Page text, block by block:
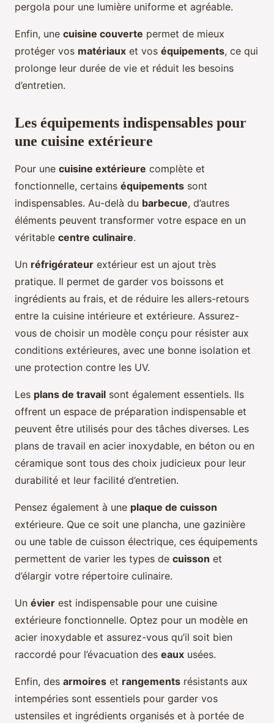
pergola pour une lumière uniforme et agréable.
Enfin, une cuisine couverte permet de mieux
protéger vos matériaux et vos équipements, ce qui
prolonge leur durée de vie et réduit les besoins
d’entretien.
Les équipements indispensables pour
une cuisine extérieure
Pour une cuisine extérieure complète et
fonctionnelle, certains équipements sont
indispensables. Au-delà du barbecue, d’autres
éléments peuvent transformer votre espace en un
véritable centre culinaire.
Un réfrigérateur extérieur est un ajout très
pratique. Il permet de garder vos boissons et
ingrédients au frais, et de réduire les allers-retours
entre la cuisine intérieure et extérieure. Assurez-
vous de choisir un modèle conçu pour résister aux
conditions extérieures, avec une bonne isolation et
une protection contre les UV.
Les plans de travail sont également essentiels. Ils
offrent un espace de préparation indispensable et
peuvent être utilisés pour des tâches diverses. Les
plans de travail en acier inoxydable, en béton ou en
céramique sont tous des choix judicieux pour leur
durabilité et leur facilité d’entretien.
Pensez également à une plaque de cuisson
extérieure. Que ce soit une plancha, une gazinière
ou une table de cuisson électrique, ces équipements
permettent de varier les types de cuisson et
d’élargir votre répertoire culinaire.
Un évier est indispensable pour une cuisine
extérieure fonctionnelle. Optez pour un modèle en
acier inoxydable et assurez-vous qu’il soit bien
raccordé pour l’évacuation des eaux usées.
Enfin, des armoires et rangements résistants aux
intempéries sont essentiels pour garder vos
ustensiles et ingrédients organisés et à portée de